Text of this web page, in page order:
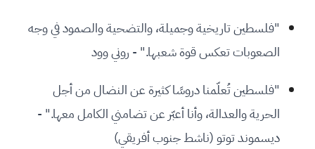
"فلسطين تاريخية وجميلة، والتضحية والصمود في وجه
الصعوبات تعكس قوة شعبها." - روني وود
"فلسطين تُعلّمنا دروسًا كثيرة عن النضال من أجل
الحرية والعدالة، وأنا أعبّر عن تضامني الكامل معها." -
ديسموند توتو (ناشط جنوب أفريقي)